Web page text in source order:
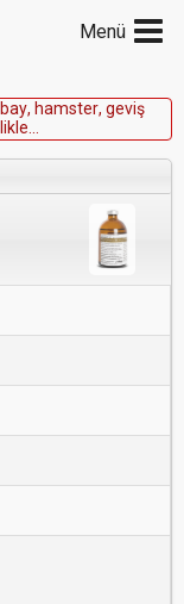
Menü
bay, hamster, geviş
ike